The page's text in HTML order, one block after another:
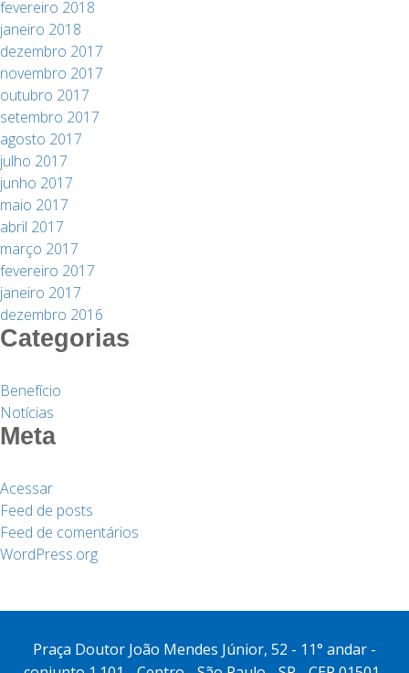
fevereiro 2018
janeiro 2018
dezembro 2017
novembro 2017
outubro 2017
setembro 2017
agosto 2017
julho 2017
junho 2017
maio 2017
abril 2017
março 2017
fevereiro 2017
janeiro 2017
dezembro 2016
Categorias
Benefício
Notícias
Meta
Acessar
Feed de posts
Feed de comentários
WordPress.org
Praça Doutor João Mendes Júnior, 52 - 11° andar -